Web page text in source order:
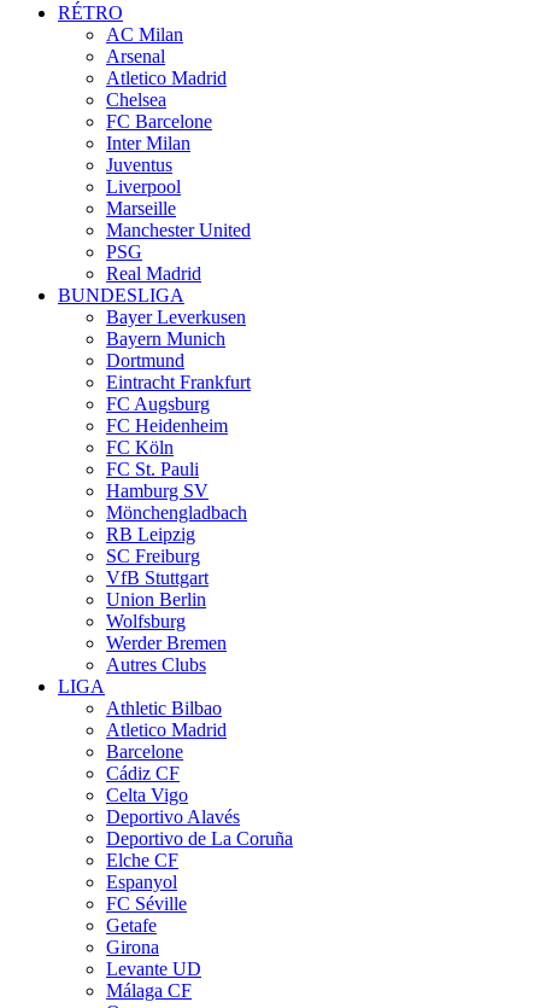
RÉTRO
AC Milan
Arsenal
Atletico Madrid
Chelsea
FC Barcelone
Inter Milan
Juventus
Liverpool
Marseille
Manchester United
PSG
Real Madrid
BUNDESLIGA
Bayer Leverkusen
Bayern Munich
Dortmund
Eintracht Frankfurt
FC Augsburg
FC Heidenheim
FC Köln
FC St. Pauli
Hamburg SV
Mönchengladbach
RB Leipzig
SC Freiburg
VfB Stuttgart
Union Berlin
Wolfsburg
Werder Bremen
Autres Clubs
LIGA
Athletic Bilbao
Atletico Madrid
Barcelone
Cádiz CF
Celta Vigo
Deportivo Alavés
Deportivo de La Coruña
Elche CF
Espanyol
FC Séville
Getafe
Girona
Levante UD
Málaga CF